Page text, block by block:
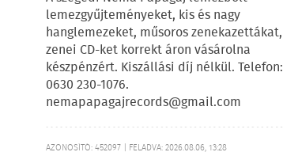
lemezgyűjteményeket, kis és nagy
hanglemezeket, műsoros zenekazettákat,
zenei CD-ket korrekt áron vásárolna
készpénzért. Kiszállási díj nélkül. Telefon:
0630 230-1076.
nemapapagajrecords@gmail.com
AZONOSÍTÓ: 452097 | FELADVA: 2026.08.06, 13:28